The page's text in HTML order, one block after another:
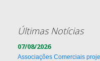
Últimas Notícias
07/08/2026
Associações Comerciais